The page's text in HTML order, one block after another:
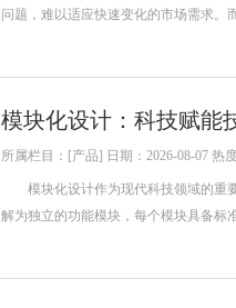
问题，难以适应快速变化的市场需求。
模块化设计：科技赋能
所属栏目：[产品] 日期：2026-08-07 热
模块化设计作为现代科技领域的重要
解为独立的功能模块，每个模块具备标